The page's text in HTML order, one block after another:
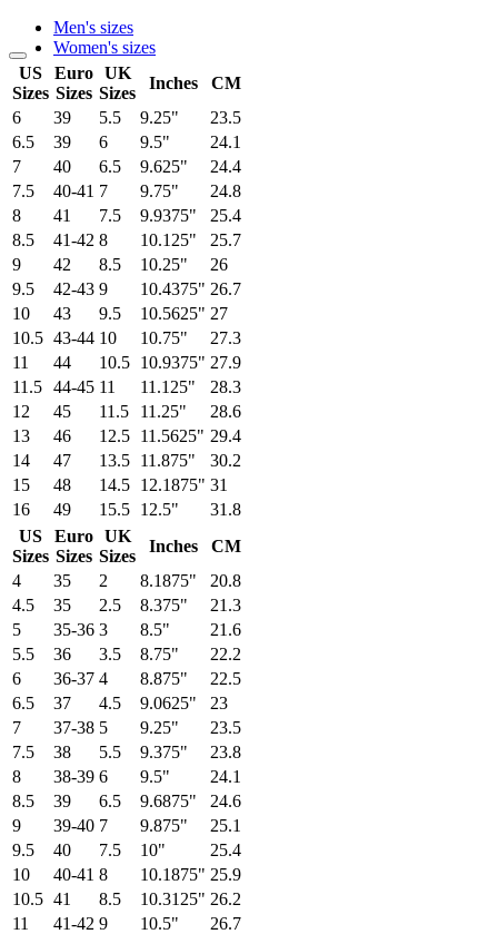
Men's sizes
Women's sizes
US
Sizes
Euro
Sizes
UK
Sizes
Inches
CM
6
39 5.5 9.25"
23.5
6.5
39 6 9.5"
24.1
7
40 6.5 9.625"
24.4
7.5
40-41 7 9.75"
24.8
8
41 7.5 9.9375"
25.4
8.5
41-42 8 10.125"
25.7
9
42 8.5 10.25"
26
9.5
42-43 9 10.4375" 26.7
10
43 9.5 10.5625" 27
10.5 43-44 10 10.75"
27.3
11
44 10.5 10.9375" 27.9
11.5 44-45 11 11.125"
28.3
12
45 11.5 11.25"
28.6
13
46 12.5 11.5625" 29.4
14
47 13.5 11.875"
30.2
15
48 14.5 12.1875" 31
16
49 15.5 12.5"
31.8
US
Sizes
Euro
Sizes
UK
Sizes
Inches
CM
4
35 2 8.1875"
20.8
4.5
35 2.5 8.375"
21.3
5
35-36 3 8.5"
21.6
5.5
36 3.5 8.75"
22.2
6
36-37 4 8.875"
22.5
6.5
37 4.5 9.0625"
23
7
37-38 5 9.25"
23.5
7.5
38 5.5 9.375"
23.8
8
38-39 6 9.5"
24.1
8.5
39 6.5 9.6875"
24.6
9
39-40 7 9.875"
25.1
9.5
40 7.5 10"
25.4
10
40-41 8 10.1875" 25.9
10.5 41 8.5 10.3125" 26.2
11
41-42 9 10.5"
26.7